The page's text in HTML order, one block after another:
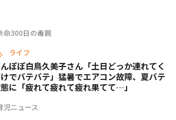
命300日の毒親
ライフ
児ニュース
ぽぽ白鳥久美子さん「土日どっか連れてく
でバテバテ」猛暑でエアコン故障、夏バテ
に「疲れて疲れて疲れ果てて…」